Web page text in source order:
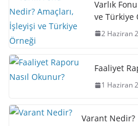
Varlık
ve Türkiye
2 Haziran
Faaliyet
1 Haziran
Varant Nedir?